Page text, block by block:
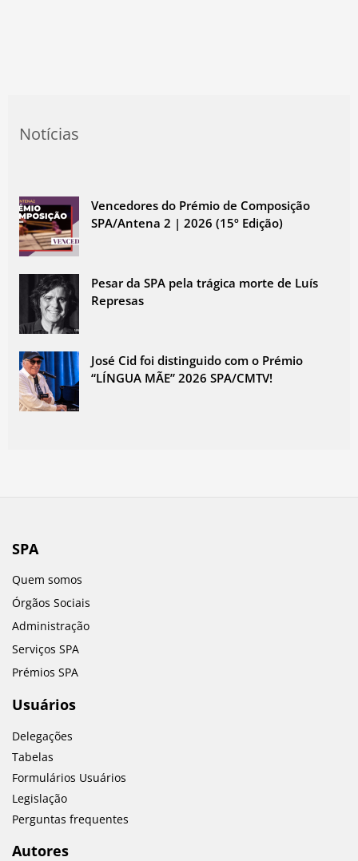
Notícias
Vencedores do Prémio de Composição
SPA/Antena 2 | 2026 (15º Edição)
Pesar da SPA pela trágica morte de Luís
Represas
José Cid foi distinguido com o Prémio
“LÍNGUA MÃE” 2026 SPA/CMTV!
SPA
Quem somos
Órgãos Sociais
Administração
Serviços SPA
Prémios SPA
Usuários
Delegações
Tabelas
Formulários Usuários
Legislação
Perguntas frequentes
Autores